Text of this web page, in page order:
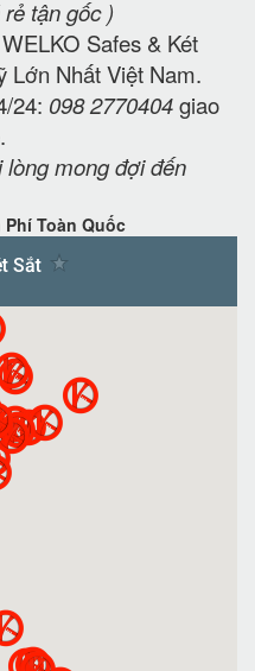
tận gốc )
Safes & Két
Lớn Nhất Việt Nam.
24: 098 2770404giao
mong đợi đến
Phí Toàn Quốc